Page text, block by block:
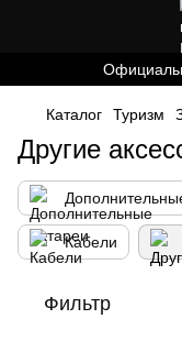
Каталог Туризм
Другие
Кабели
Фильтр